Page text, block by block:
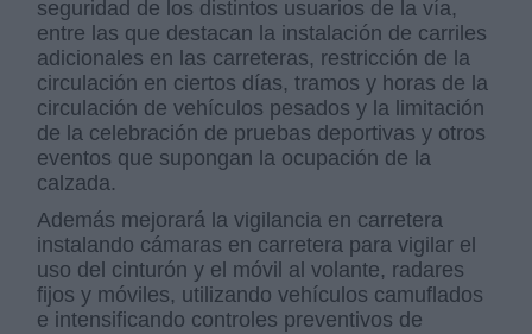
seguridad de los distintos usuarios de la vía,
entre las que destacan la instalación de carriles
adicionales en las carreteras, restricción de la
circulación en ciertos días, tramos y horas de la
circulación de vehículos pesados y la limitación
de la celebración de pruebas deportivas y otros
eventos que supongan la ocupación de la
calzada.
Además mejorará la vigilancia en carretera
instalando cámaras en carretera para vigilar el
uso del cinturón y el móvil al volante, radares
fijos y móviles, utilizando vehículos camuflados
e intensificando controles preventivos de